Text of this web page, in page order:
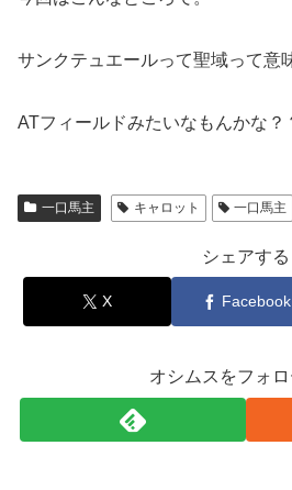
サンクテュエールって聖域って意
ATフィールドみたいなもんかな？
一口馬主 キャロット 一口馬主
シェアする
X Facebook
オシムスをフォ